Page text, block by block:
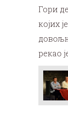
Гори
којих
рекао